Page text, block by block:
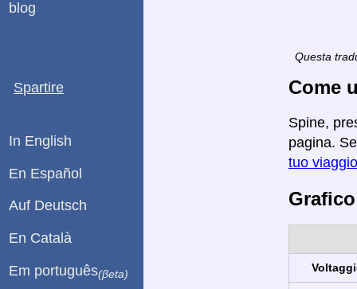
Questa
Come
Spine,
pagina.
tuo
blog
Spartire
In English
En Español
Auf Deutsch
En Català
Em português(βeta)